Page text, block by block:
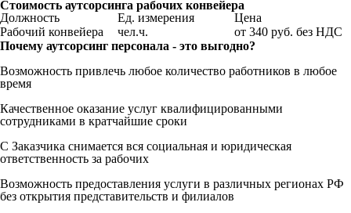
Стоимость аутсорсинга рабочих конвейера
Должность
Ед. измерения
Цена
Рабочий конвейера
чел.ч.
от 340 руб. без НДС
Почему аутсорсинг персонала - это выгодно?
Возможность привлечь любое количество работников в любое
время
Качественное оказание услуг квалифицированными
сотрудниками в кратчайшие сроки
С Заказчика снимается вся социальная и юридическая
ответственность за рабочих
Возможность предоставления услуги в различных регионах РФ
без открытия представительств и филиалов